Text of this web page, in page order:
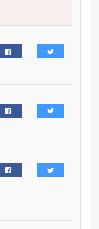
нийтийн аж ахуй,
тохижилт
ГОМДОЛ их байгааг
дарамталдаг